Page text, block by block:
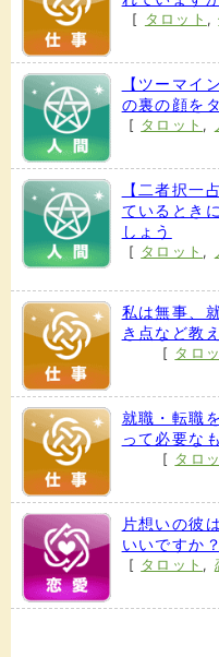
[ タロット ,
【ツーマイ
の裏の顔を
[ タロット ,
【二者択一
ているとき
しょう
[ タロット ,
私は無事、
き点など教
[ タロ
就職・転職
って必要な
[ タロ
片想いの彼
いいですか？
[ タロット ,